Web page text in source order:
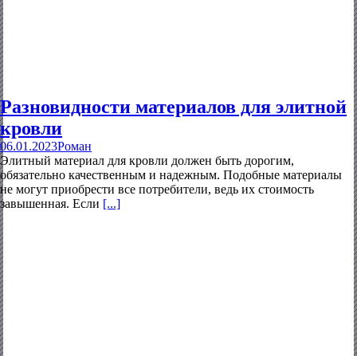
Разновидности материалов для элитной
кровли
06.01.2023Роман
Элитный материал для кровли должен быть дорогим,
обязательно качественным и надежным. Подобные материалы
не могут приобрести все потребители, ведь их стоимость
завышенная. Если [...]